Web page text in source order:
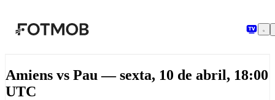
Amiens vs Pau — sexta, 10 de abril, 18:00
UTC